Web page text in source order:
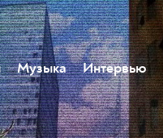
Музыка Интервью